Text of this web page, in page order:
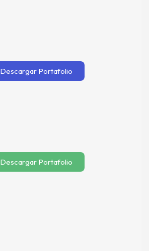
Descargar Portafolio
Descargar Portafolio